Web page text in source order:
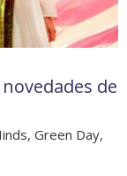
de
Green Day,